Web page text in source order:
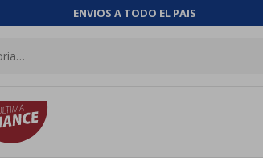
ENVIOS A TODO EL PAIS